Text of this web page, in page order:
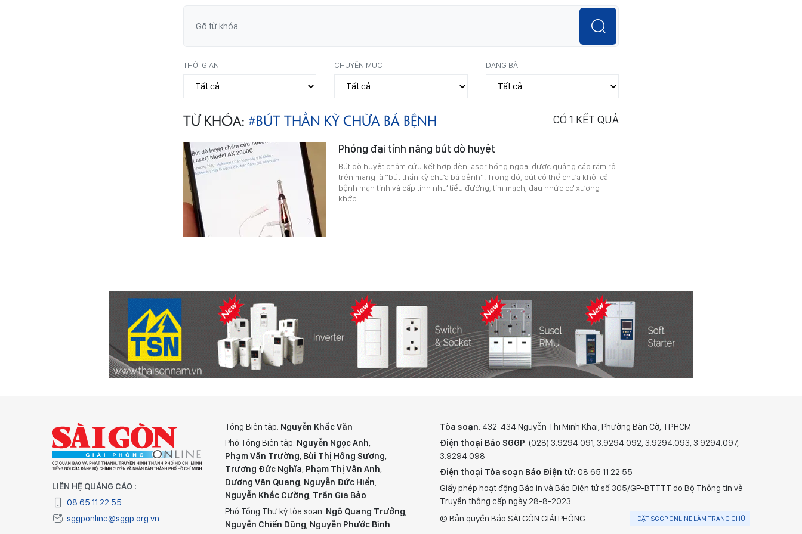
THỜI GIAN CHUYÊN MỤC DẠNG BÀI
TỪ KHÓA: #BÚT THẦN KỲ CHỮA BÁ BỆNH CÓ 1 KẾT QUẢ
Phóng đại tính năng bút dò huyệt
Bút dò huyệt châm cứu kết hợp đèn laser hồng ngoại được quảng cáo rầm rộ
trên mạng là “bút thần kỳ chữa bá bệnh”. Trong đó, bút có thể chữa khỏi cả
bệnh mạn tính và cấp tính như tiểu đường, tim mạch, đau nhức cơ xương
khớp.
LIÊN HỆ QUẢNG CÁO :
08 65 11 22 55
sggponline@sggp.org.vn
Tổng Biên tập: Nguyễn Khắc Văn
Phó Tổng Biên tập: Nguyễn Ngọc Anh,
Phạm Văn Trường, Bùi Thị Hồng Sương,
Trương Đức Nghĩa, Phạm Thị Vân Anh,
Dương Văn Quang, Nguyễn Đức Hiển,
Nguyễn Khắc Cường, Trần Gia Bảo
Phó Tổng Thư ký tòa soạn: Ngô Quang Trưởng,
Nguyễn Chiến Dũng, Nguyễn Phước Bình
Tòa soạn: 432-434 Nguyễn Thị Minh Khai, Phường Bàn Cờ, TP.HCM
Điện thoại Báo SGGP: (028) 3.9294.091, 3.9294.092, 3.9294.093, 3.9294.097,
3.9294.098
Điện thoại Tòa soạn Báo Điện tử: 08 65 11 22 55
Giấy phép hoạt động Báo in và Báo Điện tử số 305/GP-BTTTT do Bộ Thông tin và
Truyền thông cấp ngày 28-8-2023.
© Bản quyền Báo SÀI GÒN GIẢI PHÓNG.
ĐẶT SGGP ONLINE LÀM TRANG CHỦ